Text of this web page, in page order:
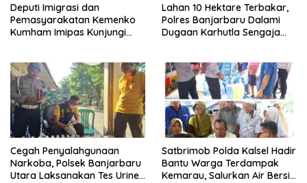
Deputi Imigrasi dan
Pemasyarakatan Kemenko
Kumham Imipas Kunjungi
Lahan 10 Hektare Terbakar,
Polres Banjarbaru Dalami
Dugaan Karhutla Sengaja
Cegah Penyalahgunaan
Narkoba, Polsek Banjarbaru
Utara Laksanakan Tes Urine
Satbrimob Polda Kalsel Hadir
Bantu Warga Terdampak
Kemarau, Salurkan Air Bersih